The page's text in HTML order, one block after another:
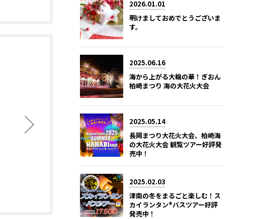
2026.01.01
明けましておめでとうございま
す。
2025.06.16
海から上がる大輪の華！ぎおん
柏崎まつり 海の大花火大会
2025.05.14
長岡まつり大花火大会、柏崎海
の大花火大会 観覧ツアー好評発
売中！
2025.02.03
津南の冬をまるごと楽しむ！ス
カイランタン®バスツアー好評
発売中！